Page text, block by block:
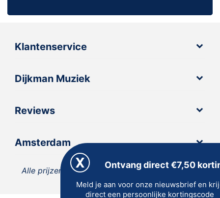
Klantenservice
Dijkman Muziek
Reviews
Amsterdam
Alle prijzen zijn inclusief 21% BTW, tenzij anders
vermeld.
Ontvang direct €7,50
Meld je aan voor onze nieuwsbrief en
direct een persoonlijke kortingscode